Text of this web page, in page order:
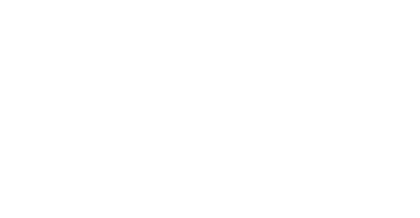
与人打交道的舞总是在学校前专心地注视着哥哥的身影。
泰交易败露被廖爷灭口，可疑人员罗杰浮出水面。出
飓风来袭而失联。救援副队长陈霖奉命带队深入丛林，一
河南人在北京》电影的念头，在说服主编姚松、老乡韩战